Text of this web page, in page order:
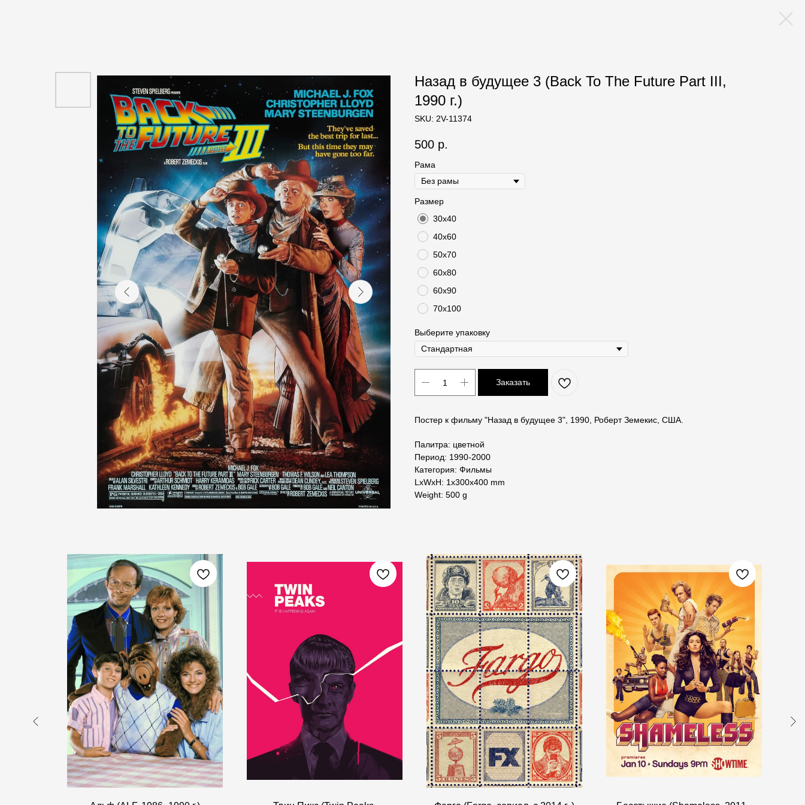
Назад в будущее 3 (Back To The Future Part III,
1990 г.)
SKU: 2V-11374
500 р.
Рама
Размер
30х40
40х60
50х70
60х80
60х90
70х100
Выберите упаковку
Заказать
Постер к фильму "Назад в будущее 3", 1990, Роберт Земекис, США.
Палитра: цветной
Период: 1990-2000
Категория: Фильмы
LxWxH: 1x300x400 mm
Weight: 500 g